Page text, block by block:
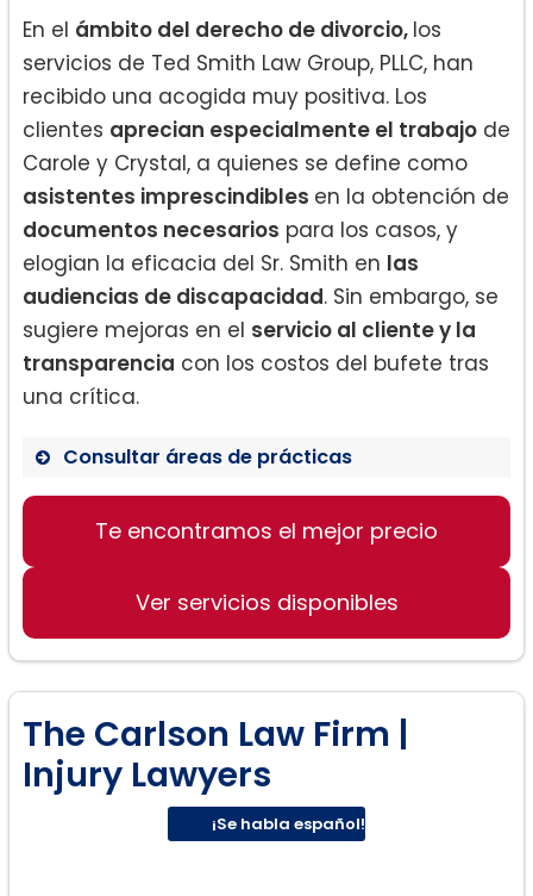
En el ámbito del derecho de divorcio, los
servicios de Ted Smith Law Group, PLLC, han
recibido una acogida muy positiva. Los
clientes aprecian especialmente el trabajo de
Carole y Crystal, a quienes se define como
asistentes imprescindibles en la obtención de
documentos necesarios para los casos, y
elogian la eficacia del Sr. Smith en las
audiencias de discapacidad. Sin embargo, se
sugiere mejoras en el servicio al cliente y la
transparencia con los costos del bufete tras
una crítica.
Consultar áreas de prácticas
Derecho de divorcio
Audiencias de discapacidad
Te encontramos el mejor precio
Ver servicios disponibles
The Carlson Law Firm |
Injury Lawyers
¡Se habla español!